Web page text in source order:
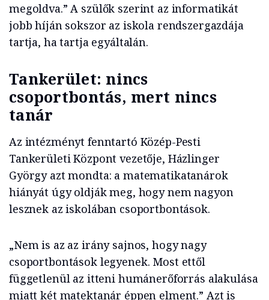
megoldva.” A szülők szerint az informatikát
jobb híján sokszor az iskola rendszergazdája
tartja, ha tartja egyáltalán.
Tankerület: nincs
csoportbontás, mert nincs
tanár
Az intézményt fenntartó Közép-Pesti
Tankerületi Központ vezetője, Házlinger
György azt mondta: a matematikatanárok
hiányát úgy oldják meg, hogy nem nagyon
lesznek az iskolában csoportbontások.
„Nem is az az irány sajnos, hogy nagy
csoportbontások legyenek. Most ettől
függetlenül az itteni humánerőforrás alakulása
miatt két matektanár éppen elment.” Azt is